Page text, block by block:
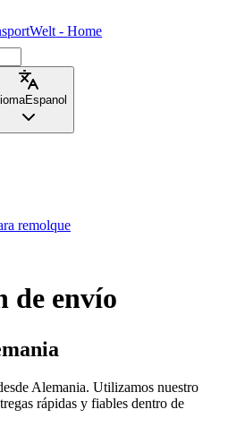
-Home
Espanol
remolque
de envío
Alemania. Utilizamos nuestro
rápidas y fiables dentro de